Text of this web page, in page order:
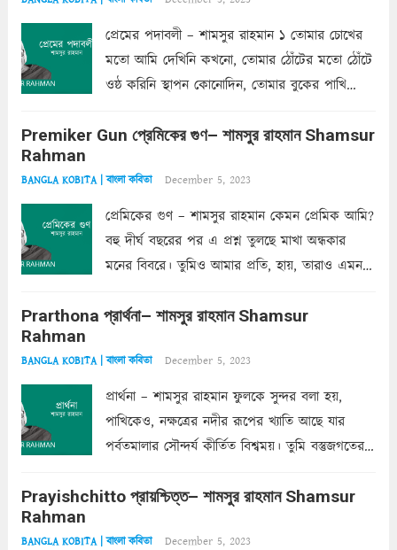
প্রেমের পদাবলী – শামসুর রাহমান ১ তোমার চোখের
মতো আমি দেখিনি কখনো, তোমার ঠোঁটের মতো ঠোঁটে
ওষ্ঠ করিনি স্থাপন কোনোদিন, তোমার বুকের পাখি
কোথাও কি এরকম ছায়া দেয় ক্লান্তির প্রহরে? মুছে
Premiker Gun প্রেমিকের গুণ– শামসুর রাহমান Shamsur
Rahman
BANGLA KOBITA | বাংলা কবিতা December 5, 2023
প্রেমিকের গুণ – শামসুর রাহমান কেমন প্রেমিক আমি?
বহু দীর্ঘ বছরের পর এ প্রশ্ন তুলছে মাখা অন্ধকার
মনের বিবরে। তুমিও আমার প্রতি, হায়, তারাও এমন
একান্ত জরুরি- নইলে একটি দেয়াল নিমেষেই ভীষণ
Prarthona প্রার্থনা– শামসুর রাহমান Shamsur
Rahman
BANGLA KOBITA | বাংলা কবিতা December 5, 2023
প্রার্থনা – শামসুর রাহমান ফুলকে সুন্দর বলা হয়,
পাখিকেও, নক্ষত্রের নদীর রূপের খ্যাতি আছে যার
পর্বতমালার সৌন্দর্য কীর্তিত বিশ্বময়। তুমি বস্তুজগতের
তার সুষমায় পার্থক্য অনেক। তোমাকে সুন্দরী বলা চলে,
Prayishchitto প্রায়শ্চিত্ত– শামসুর রাহমান Shamsur
Rahman
BANGLA KOBITA | বাংলা কবিতা December 5, 2023